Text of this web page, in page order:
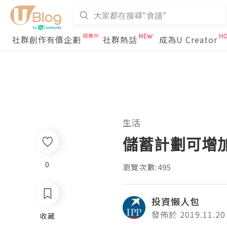
社群創作有價企劃 社群熱話 成為U Creator
生活
儲蓄計劃可增
瀏覽次數:495
投資懶人包
發佈於 2019.11.20
0
收藏